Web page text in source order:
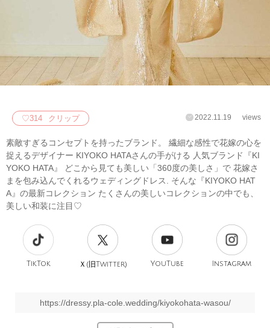
♡314 クリップ 2022.11.19 views
素敵すぎるコンセプトを持ったブランド。 繊細な感性で花嫁の心を
捉えるデザイナー KIYOKO HATAさんの手がける 人気ブランド『KI
YOKO HATA』 どこから見ても美しい「360度の美しさ」で 花嫁さ
まを包み込んでくれるウェディングドレス. そんな『KIYOKO HAT
A』の最新コレクション たくさんの美しいコレクションの中でも、
美しい和装に注目♡
TikTok Ｘ(旧Twitter) YouTube Instagram
https://dressy.pla-cole.wedding/kiyokohata-wasou/